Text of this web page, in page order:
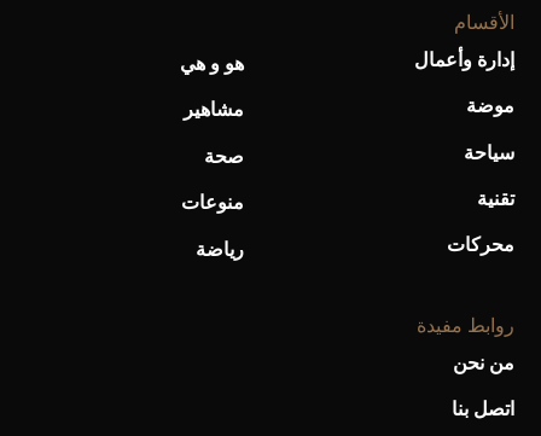
أحذية Mary Jane: ترف وأناقة للرجال
الأقسام
إدارة وأعمال
موضة
سياحة
تقنية
محركات
هو و هي
مشاهير
صحة
منوعات
رياضة
روابط مفيدة
من نحن
اتصل بنا